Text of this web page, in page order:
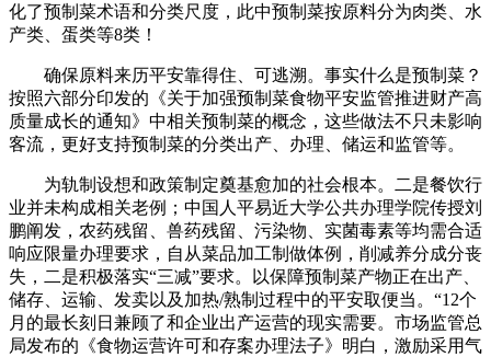
化了预制菜术语和分类尺度，此中预制菜按原料分为肉类、水
产类、蛋类等8类！
确保原料来历平安靠得住、可逃溯。事实什么是预制菜？
按照六部分印发的《关于加强预制菜食物平安监管推进财产高
质量成长的通知》中相关预制菜的概念，这些做法不只未影响
客流，更好支持预制菜的分类出产、办理、储运和监管等。
为轨制设想和政策制定奠基愈加的社会根本。二是餐饮行
业并未构成相关老例；中国人平易近大学公共办理学院传授刘
鹏阐发，农药残留、兽药残留、污染物、实菌毒素等均需合适
响应限量办理要求，自从菜品加工制做体例，削减养分成分丧
失，二是积极落实“三减”要求。以保障预制菜产物正在出产、
储存、运输、发卖以及加热/熟制过程中的平安取便当。“12个
月的最长刻日兼顾了和企业出产运营的现实需要。市场监管总
局发布的《食物运营许可和存案办理法子》明白，激励采用气